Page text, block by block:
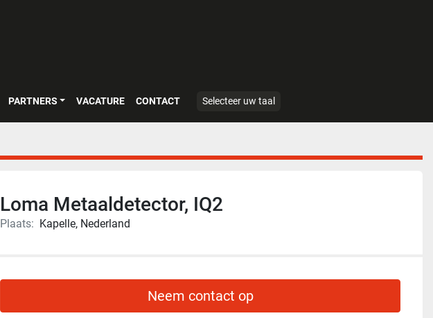
PARTNERS VACATURE CONTACT Selecteer uw taal
Loma Metaaldetector, IQ2
Plaats: Kapelle, Nederland
Neem contact op